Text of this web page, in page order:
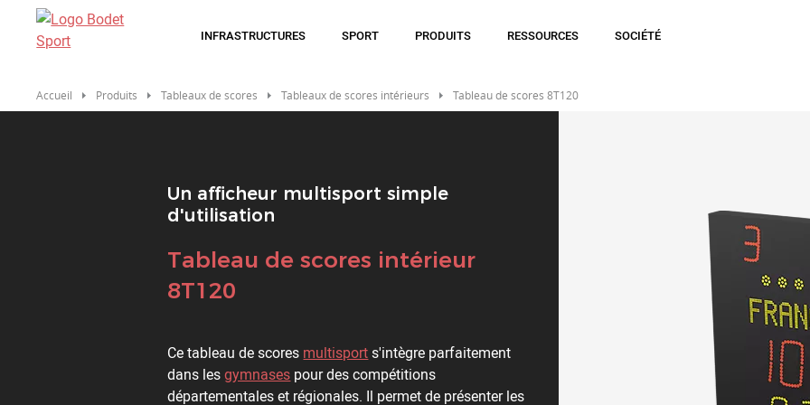
contenu
INFRASTRUCTURES SPORT PRODUITS RESSOURCES SOCIÉTÉ
Accueil Produits Tableaux de scores Tableaux de scores intérieurs Tableau de scores 8T120
Un afficheur multisport simple
d'utilisation
Titre
Tableau de scores intérieur
8T120
Description
Ce tableau de scores multisports'intègre parfaitement
dans lesgymnases pour des compétitions
départementales et régionales. Il permet de présenter les